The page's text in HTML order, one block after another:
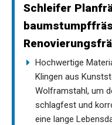
Schleifer
Hochwertige
Klingen aus
Wolframstahl, um
schlagfest und
eine lange